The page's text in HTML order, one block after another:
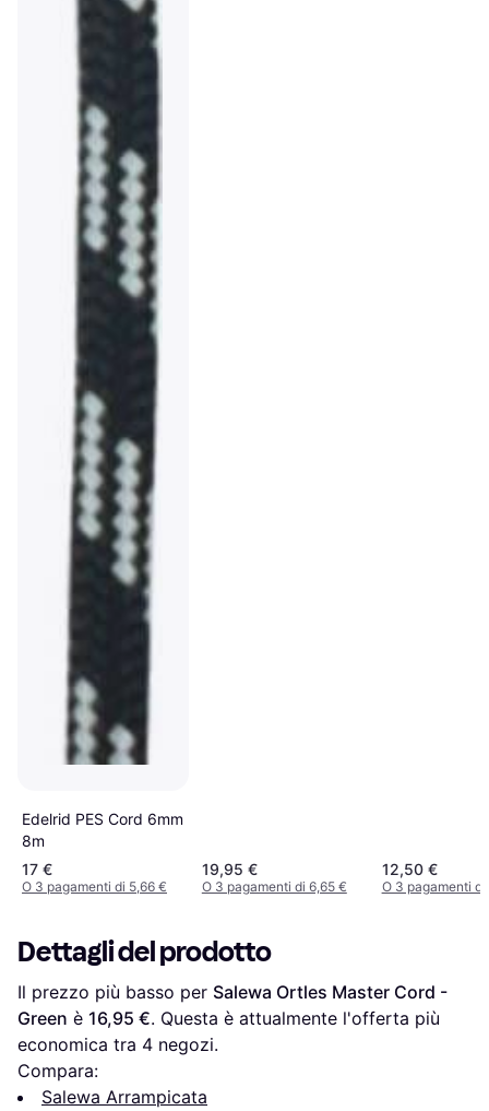
Edelrid PES Cord 6mm
8m
17 €
O 3 pagamenti di 5,66 €
19,95 €
O 3 pagamenti di 6,65 €
12,50 €
O 3 pagamenti di
Dettagli del prodotto
Il prezzo più basso per Salewa Ortles Master Cord -
Green è 16,95 €. Questa è attualmente l'offerta più
economica tra 4 negozi.
Compara:
Salewa Arrampicata